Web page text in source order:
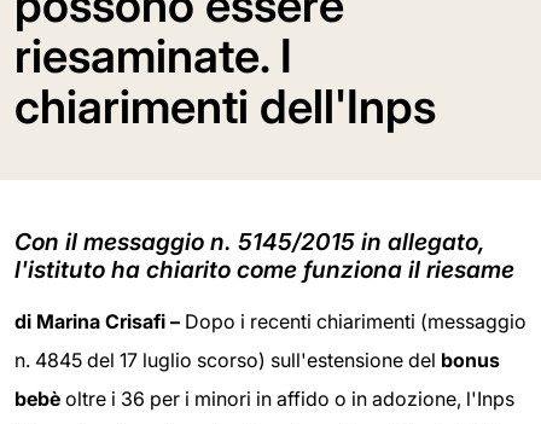
riesaminate. I
chiarimenti dell'Inps
Con il messaggio n. 5145/2015 in allegato,
l'istituto ha chiarito come funziona il riesame
di Marina Crisafi – Dopo i recenti chiarimenti (messaggio
n. 4845 del 17 luglio scorso) sull'estensione del bonus
bebè oltre i 36 per i minori in affido o in adozione, l'Inps